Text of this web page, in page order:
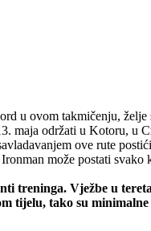
u ovom takmičenju,
maja održati u Kotoru, u
ove rute
može postati svako
treninga. Vježbe u
tako su